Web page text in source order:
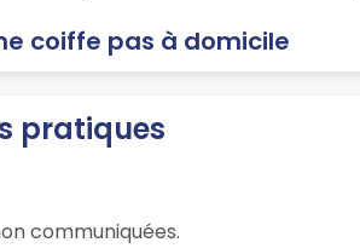
coiffe pas à domicile
pratiques
communiquées.